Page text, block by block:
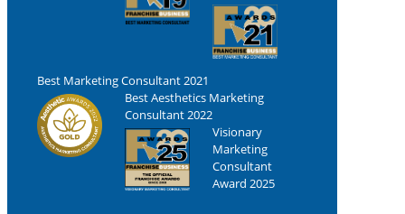
Best Marketing Consultant 2021
Best Aesthetics Marketing
Consultant 2022
Visionary
Marketing
Consultant
Award 2025